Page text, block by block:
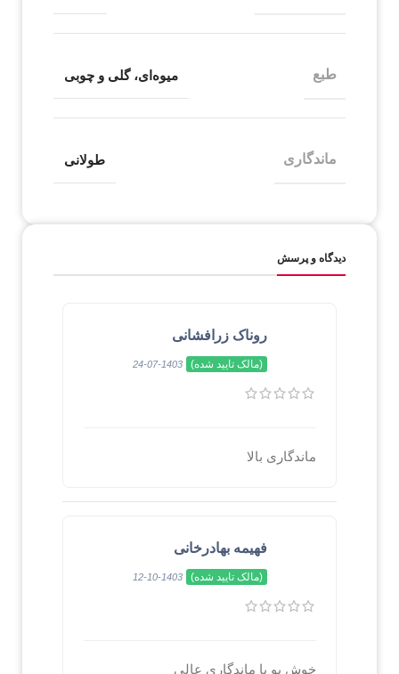
طبع میوه‌ای، گلی و چوبی
ماندگاری طولانی
دیدگاه و پرسش
روناک زرافشانی
(مالک تایید شده) 1403-07-24
ماندگاری بالا
فهیمه بهادرخانی
(مالک تایید شده) 1403-10-12
خوش بو با ماندگاری عالی